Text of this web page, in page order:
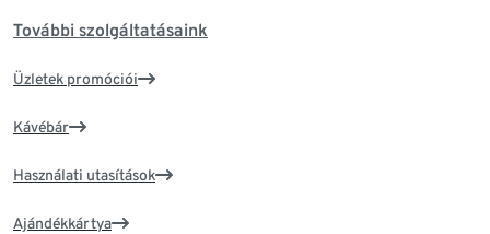
További szolgáltatásaink
Üzletek promóciói
Kávébár
Használati utasítások
Ajándékkártya